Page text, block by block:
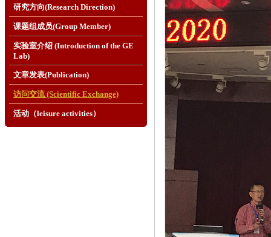
研究方向(Research Direction)
课题组成员(Group Member)
实验室介绍 (Introduction of the GE
Lab)
文章发表(Publication)
访问交流 (Scientific Exchange)
活动（leisure activities）